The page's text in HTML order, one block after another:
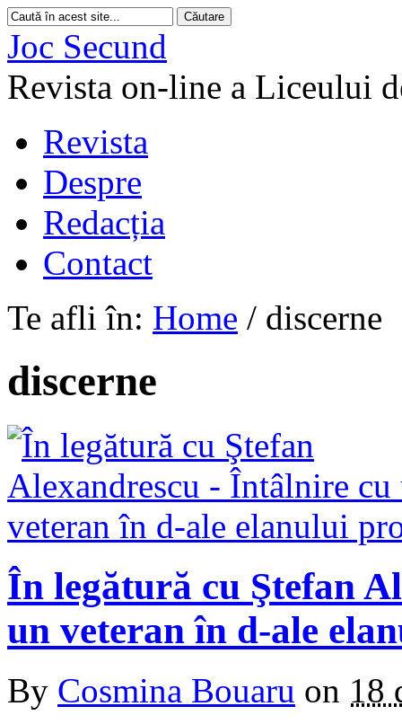
Joc Secund
Revista on-line a Liceului
Revista
Despre
Redacția
Contact
Te afli în: Home / discerne
discerne
În legătură cu Ştefan
un veteran în d-ale
By Cosmina Bouaru on 18